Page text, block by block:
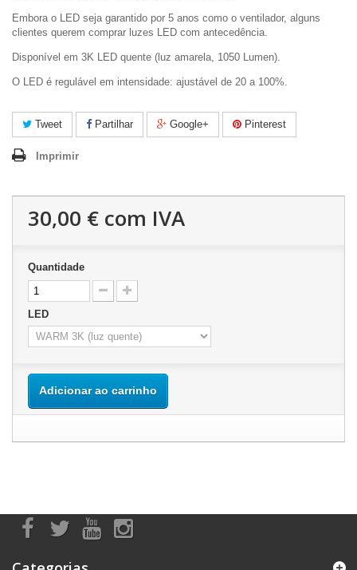
Embora o LED seja garantido por 5 anos como o ventilador, alguns
clientes querem comprar luzes LED com antecedência.
Disponível em 3K LED quente (luz amarela, 1050 Lumen).
O LED é regulável em intensidade: ajustável de 20 a 100%.
Tweet Partilhar Google+ Pinterest
Imprimir
30,00 € com IVA
Quantidade
LED
Adicionar ao carrinho